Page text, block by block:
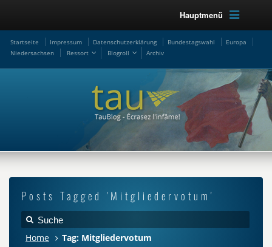
Hauptmenü
Startseite Impressum Datenschutzerklärung Bundestagswahl
Europa
Niedersachsen
Ressort Blogroll Archiv
Posts Tagged 'Mitgliedervotum'
Home Tag: Mitgliedervotum